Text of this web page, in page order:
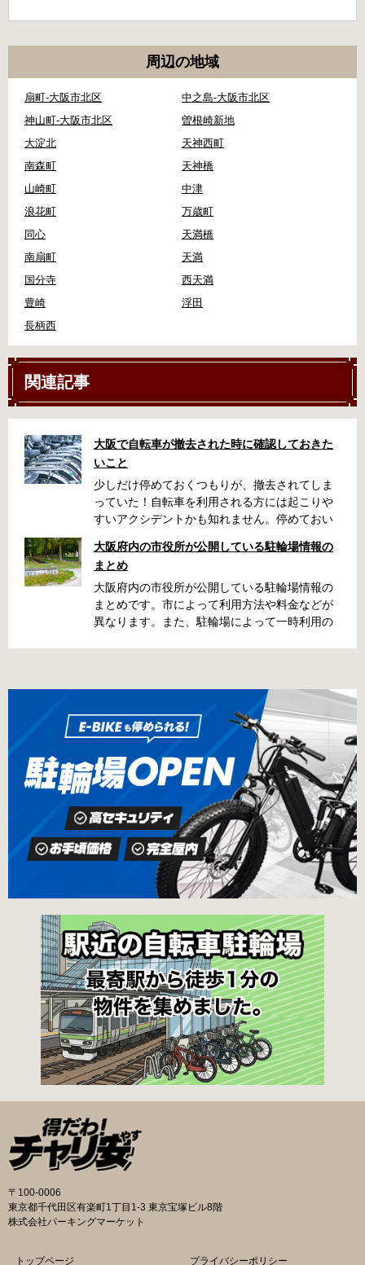
周辺の地域
扇町-大阪市北区
中之島-大阪市北区
神山町-大阪市北区
曽根崎新地
大淀北
天神西町
南森町
天神橋
山崎町
中津
浪花町
万歳町
同心
天満橋
南扇町
天満
国分寺
西天満
豊崎
浮田
長柄西
関連記事
大阪で自転車が撤去された時に確認しておきた
いこと
少しだけ停めておくつもりが、撤去されてしま
っていた！自転車を利用される方には起こりや
すいアクシデントかも知れません。停めておい
い、なんてことになってしまうかも知れませ
ん。そんな時に役立つ情報をまとめました。事
前に確認しておきましょう。 守口市で撤去され
た場合 放置自転車大日保管所 住所 守口市大日
町4丁目281の3番地 電話 06-6902-2340（業務
還料 2,500円 自転車の鍵 身分証明証 守口市HP
はこちら 堺市で撤去された場合 三国ヶ丘自転車
保管返還所 住所 堺区向陵東町1丁12-15 電話 三
国ヶ丘自転車保管返還所 最寄駅 南海高野線百舌
鳥八幡駅東出口 徒歩5分 返還の際に必要な書
類 返還料 1,500円 自転車の鍵 身分証明証 印鑑
堺市HPはこちら 吹田市で撤去された場合 片山
保管所 住所 吹田市片山町1丁目22番 電話 06-
6872-6136 最寄駅 JR線吹田駅北口 徒歩5分 返
還の際に必要な書類 返還料 3,000円 自転車の鍵
身分証明証
大阪府内の市役所が公開している駐輪場情報の
まとめ
大阪府内の市役所が公開している駐輪場情報の
まとめです。市によって利用方法や料金などが
異なります。また、駐輪場によって一時利用の
自転車駐輪場 利用方法 利用登録申請書の提出
利用登録申請書を窓口に提出ではなく、Web上
での利用登録になります。 利用料金 登録手数料
不要です。 定期利用料金 西三荘駅駐輪センター
屋根あり 一般：2,100円／月 屋根あり 障害者：
1,000円／月 土居駅東自転車駐車場 屋根あり 一
般：2,000円／月 屋根あり 学生：1,800円／月
屋根あり 障害者：1,000円／月 各駐輪場で定期
利用料金が異なります。詳細は各駐輪場または
管理会社にお問い合わせください。 一時利用料
金 1日1回につき150円で利用することができま
す。 守口市HPはこちら 堺市の自転車駐輪場 利
用方法 利用登録申請書の提出 申請手続きは各自
転車駐輪場の管理事務所で行ってください。 利
用料金 登録手数料 不要です。 定期利用料金 立
体：地階・1階・2階 一般：2,090円／月 学生：
1,670円／月 減免：1,040円／月 立体：上記以
外 一般：1,570円／月 学生：1,250円／月 減
免：780円／月 平面：屋根あり 一般：1,880円
／月 学生：1,470円／月 減免：940円／月 平
面：屋根なし 一般：1,570円／月 学生：1,250
円／月 減免：780円／月 一時利用料金 1日110
円で利用することができます。 堺市HPはこちら
吹田市の自転車駐輪場 利用方法 利用登録申請書
の提出
〒100-0006
東京都千代田区有楽町1丁目1-3 東京宝塚ビル8階
株式会社パーキングマーケット
トップページ プライバシーポリシー